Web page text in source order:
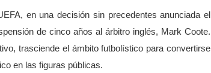
en una decisión sin precedentes anunciada el
de cinco años al árbitro inglés, Mark Coote.
trasciende el ámbito futbolístico para convertirse
en las figuras públicas.